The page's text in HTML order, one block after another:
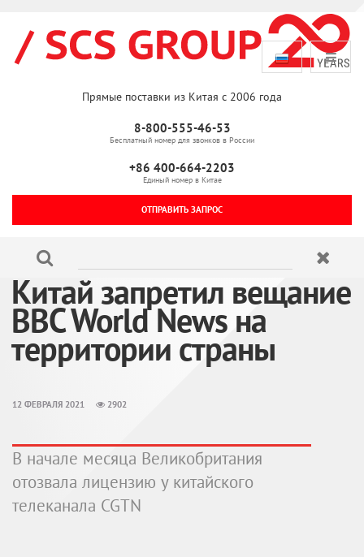
Прямые поставки из Китая с 2006 года
8-800-555-46-53
Бесплатный номер для звонков в России
+86 400-664-2203
Единый номер в Китае
ОТПРАВИТЬ ЗАПРОС
Китай запретил вещание
BBC World News на
территории страны
12 ФЕВРАЛЯ 2021 2902
В начале месяца Великобритания
отозвала лицензию у китайского
телеканала CGTN